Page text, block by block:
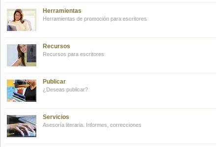
Herramientas
Herramientas de promoción para escritores
Recursos
Recursos para escritores
Publicar
¿Deseas publicar?
Servicios
Asesoría literaria. Informes, correcciones